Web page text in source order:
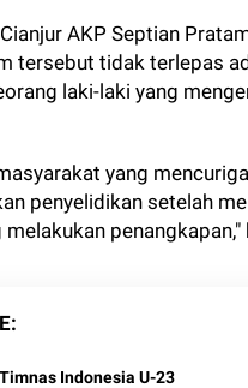
AKP Septian
tersebut tidak terlepas
laki-laki yang
yang
penyelidikan setelah
penangkapan,"
Indonesia U-23